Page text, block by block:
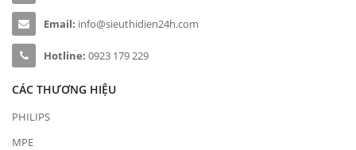
Email: info@sieuthidien24h.com
Hotline: 0923 179 229
CÁC THƯƠNG HIỆU
PHILIPS
MPE